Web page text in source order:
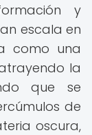
y
escala en
como una
la
que se
de
oscura,